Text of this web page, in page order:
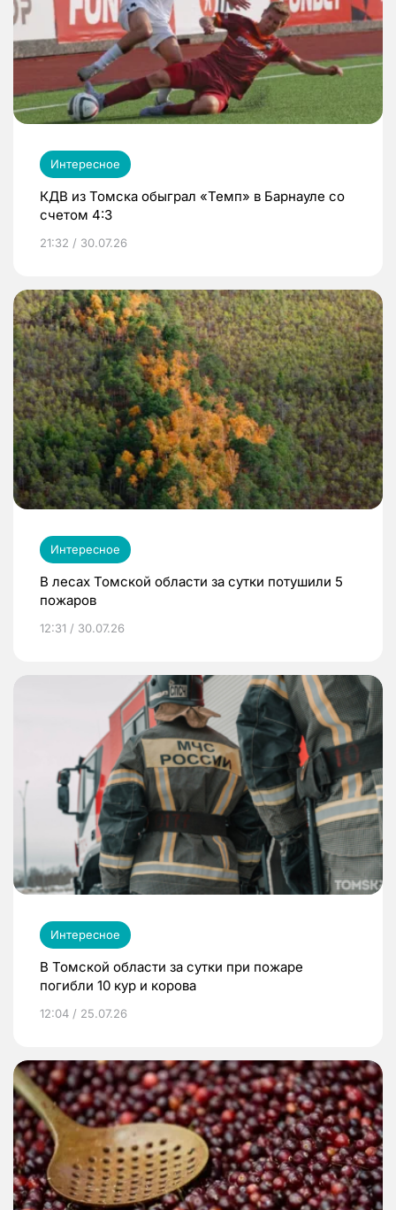
Интересное
КДВ из Томска обыграл «Темп» в Барнауле со
счетом 4:3
21:32 / 30.07.26
Интересное
В лесах Томской области за сутки потушили 5
пожаров
12:31 / 30.07.26
Интересное
В Томской области за сутки при пожаре
погибли 10 кур и корова
12:04 / 25.07.26